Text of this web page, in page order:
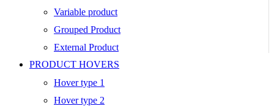
Variable product
Grouped Product
External Product
PRODUCT HOVERS
Hover type 1
Hover type 2